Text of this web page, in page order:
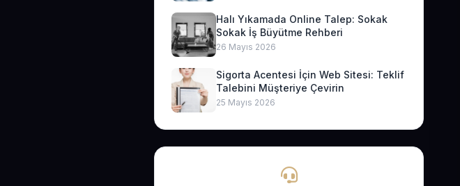
Halı Yıkamada Online Talep: Sokak
Sokak İş Büyütme Rehberi
26 Mayıs 2026
Sigorta Acentesi İçin Web Sitesi: Teklif
Talebini Müşteriye Çevirin
25 Mayıs 2026